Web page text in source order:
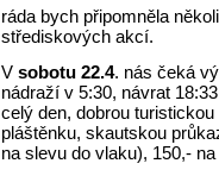
ráda bych připomněla
střediskových akcí.
V sobotu 22.4. nás čeká
nádraží v 5:30, návrat
celý den, dobrou
pláštěnku, skautskou
na slevu do vlaku), 150,-